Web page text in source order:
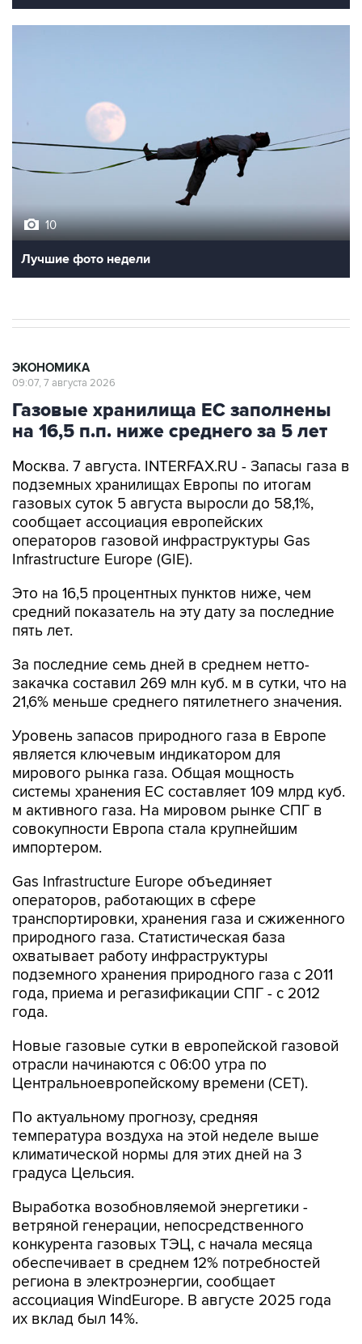
10
Лучшие фото недели
ЭКОНОМИКА
09:07, 7 августа 2026
Газовые хранилища ЕС заполнены
на 16,5 п.п. ниже среднего за 5 лет
Москва. 7 августа. INTERFAX.RU - Запасы газа в
подземных хранилищах Европы по итогам
газовых суток 5 августа выросли до 58,1%,
сообщает ассоциация европейских
операторов газовой инфраструктуры Gas
Infrastructure Europe (GIE).
Это на 16,5 процентных пунктов ниже, чем
средний показатель на эту дату за последние
пять лет.
За последние семь дней в среднем нетто-
закачка составил 269 млн куб. м в сутки, что на
21,6% меньше среднего пятилетнего значения.
Уровень запасов природного газа в Европе
является ключевым индикатором для
мирового рынка газа. Общая мощность
системы хранения ЕС составляет 109 млрд куб.
м активного газа. На мировом рынке СПГ в
совокупности Европа стала крупнейшим
импортером.
Gas Infrastructure Europe объединяет
операторов, работающих в сфере
транспортировки, хранения газа и сжиженного
природного газа. Статистическая база
охватывает работу инфраструктуры
подземного хранения природного газа с 2011
года, приема и регазификации СПГ - с 2012
года.
Новые газовые сутки в европейской газовой
отрасли начинаются c 06:00 утра по
Центральноевропейскому времени (CET).
По актуальному прогнозу, средняя
температура воздуха на этой неделе выше
климатической нормы для этих дней на 3
градуса Цельсия.
Выработка возобновляемой энергетики -
ветряной генерации, непосредственного
конкурента газовых ТЭЦ, с начала месяца
обеспечивает в среднем 12% потребностей
региона в электроэнергии, сообщает
ассоциация WindEurope. В августе 2025 года
их вклад был 14%.